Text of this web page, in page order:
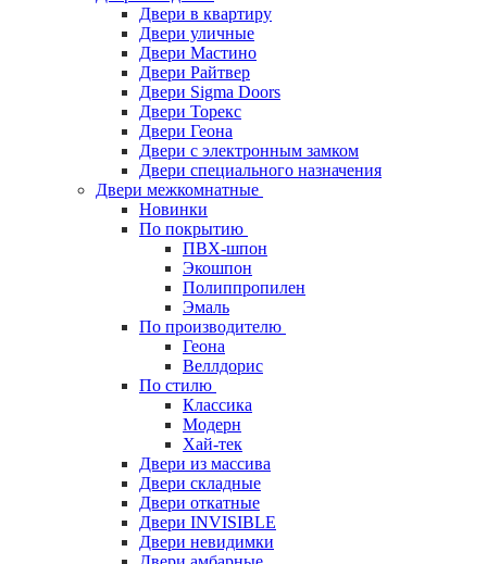
Двери в квартиру
Двери уличные
Двери Мастино
Двери Райтвер
Двери Sigma Doors
Двери Торекс
Двери Геона
Двери с электронным замком
Двери специального назначения
Двери межкомнатные
Новинки
По покрытию
ПВХ-шпон
Экошпон
Полиппропилен
Эмаль
По производителю
Геона
Веллдорис
По стилю
Классика
Модерн
Хай-тек
Двери из массива
Двери складные
Двери откатные
Двери INVISIBLE
Двери невидимки